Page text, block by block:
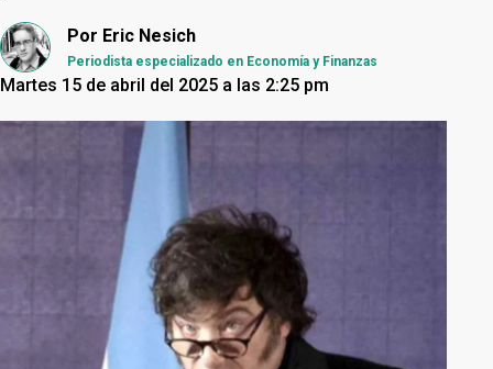
Por Eric Nesich
Periodista especializado en Economía y Finanzas
Martes 15 de abril del 2025 a las 2:25 pm